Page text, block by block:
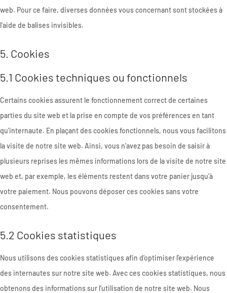
web. Pour ce faire, diverses données vous concernant sont stockées à
l’aide de balises invisibles.
5. Cookies
5.1 Cookies techniques ou fonctionnels
Certains cookies assurent le fonctionnement correct de certaines
parties du site web et la prise en compte de vos préférences en tant
qu’internaute. En plaçant des cookies fonctionnels, nous vous facilitons
la visite de notre site web. Ainsi, vous n’avez pas besoin de saisir à
plusieurs reprises les mêmes informations lors de la visite de notre site
web et, par exemple, les éléments restent dans votre panier jusqu’à
votre paiement. Nous pouvons déposer ces cookies sans votre
consentement.
5.2 Cookies statistiques
Nous utilisons des cookies statistiques afin d’optimiser l’expérience
des internautes sur notre site web. Avec ces cookies statistiques, nous
obtenons des informations sur l’utilisation de notre site web. Nous